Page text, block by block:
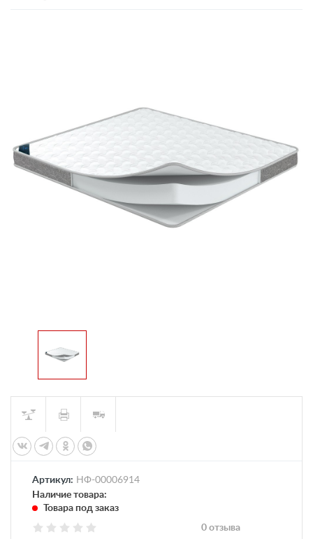
Артикул: НФ-00006914
Наличие товара:
Товара под заказ
0 отзыва